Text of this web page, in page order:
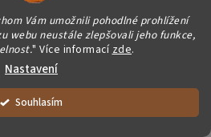
Vám umožnili pohodlné prohlížení
webu neustále zlepšovali jeho funkce,
" Více informací zde.
Nastavení
Souhlasím
vyrábíme ručně a podporujeme
regionu. Vyberte si z několika
Sirup lze připravit v teplé i